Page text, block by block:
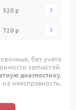
520 р
720 р
без учета
запчастей.
диагностику.
неисправность.